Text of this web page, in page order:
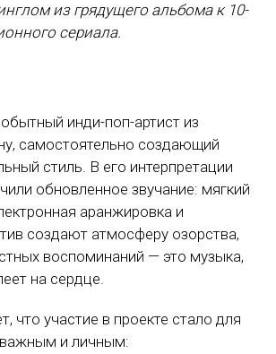
из грядущего альбома к 10-
сериала.
инди-поп-артист из
самостоятельно создающий
стиль. В его интерпретации
обновленное звучание: мягкий
аранжировка и
создают атмосферу озорства,
воспоминаний — это музыка,
на сердце.
что участие в проекте стало для
и личным: